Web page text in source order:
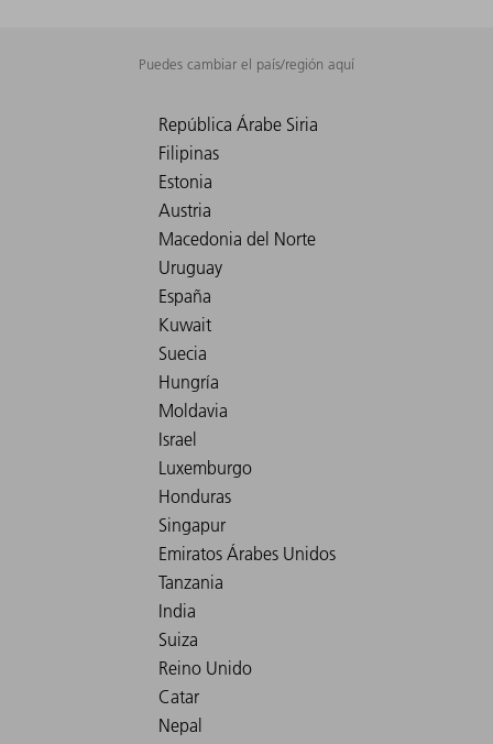
Puedes cambiar el país/región aquí